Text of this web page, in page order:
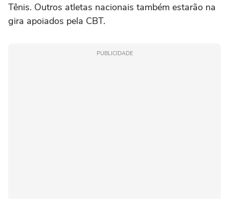
Tênis. Outros atletas nacionais também estarão na
gira apoiados pela CBT.
PUBLICIDADE